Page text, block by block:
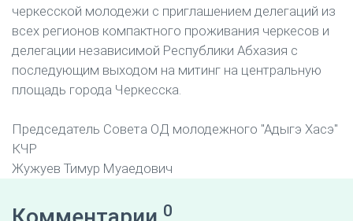
черкесской молодежи с приглашением делегаций из
всех регионов компактного проживания черкесов и
делегации независимой Республики Абхазия с
последующим выходом на митинг на центральную
площадь города Черкесска.
Председатель Совета ОД молодежного "Адыгэ Хасэ"
КЧР
Жужуев Тимур Муаедович
0